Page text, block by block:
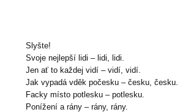
Slyšte!
Svoje nejlepší lidi – lidi, lidi.
Jen ať to každej vidí – vidí, vidí.
Jak vypadá vděk počesku – česku, česku.
Facky místo potlesku – potlesku.
Ponížení a rány – rány, rány.